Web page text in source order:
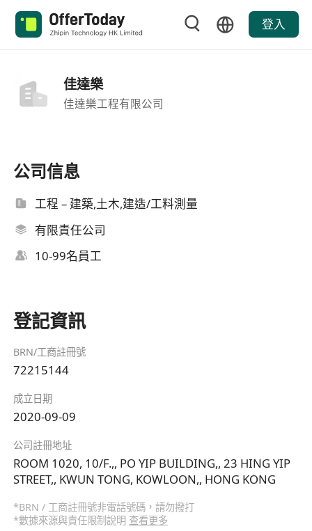
登入
佳達樂
佳達樂工程有限公司
公司信息
工程 – 建築,土木,建造/工料測量
有限責任公司
10-99名員工
登記資訊
BRN/工商註冊號
72215144
成立日期
2020-09-09
公司註冊地址
ROOM 1020, 10/F.,, PO YIP BUILDING,, 23 HING YIP
STREET,, KWUN TONG, KOWLOON,, HONG KONG
*BRN / 工商註冊號非電話號碼，請勿撥打
*數據來源與責任限制說明 查看更多